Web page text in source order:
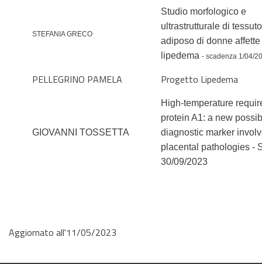
STEFANIA GRECO
Studio morfologico e
ultrastrutturale di tessuto
adiposo di donne affette
lipedema - scadenza 1/04/
PELLEGRINO PAMELA Progetto Lipedema
GIOVANNI TOSSETTA
High-temperature
protein A1: a new
diagnostic marker
placental pathologies -
30/09/2023
Aggiornato all'11/05/2023